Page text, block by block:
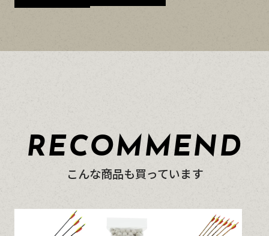
RECOMMEND
こんな商品も買っています